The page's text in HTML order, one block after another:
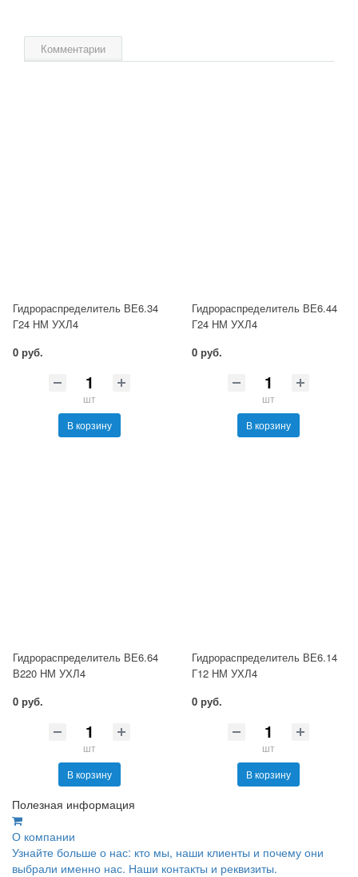
Комментарии
Гидрораспределитель ВЕ6.34
Г24 НМ УХЛ4
0 руб.
шт
В корзину
Гидрораспределитель ВЕ6.44
Г24 НМ УХЛ4
0 руб.
шт
В корзину
Гидрораспределитель ВЕ6.64
В220 НМ УХЛ4
0 руб.
шт
В корзину
Гидрораспределитель ВЕ6.14
Г12 НМ УХЛ4
0 руб.
шт
В корзину
Полезная информация
О компании
Узнайте больше о нас: кто мы, наши клиенты и почему они
выбрали именно нас. Наши контакты и реквизиты.